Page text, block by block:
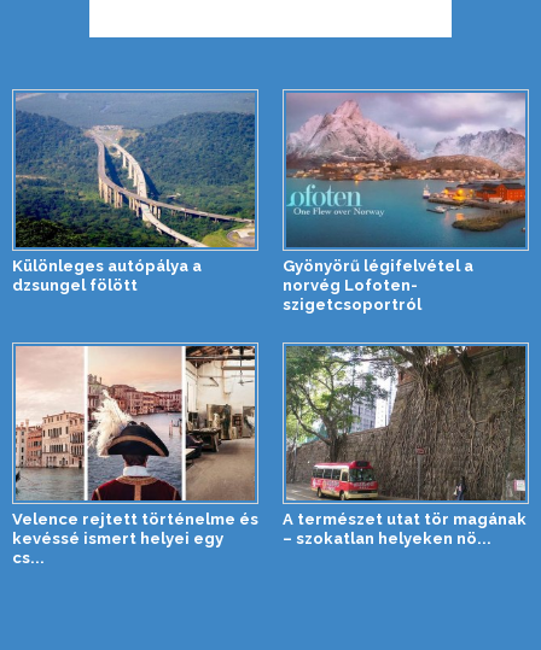
Különleges autópálya a
dzsungel fölött
Gyönyörű légifelvétel a
norvég Lofoten-
szigetcsoportról
Velence rejtett történelme és
kevéssé ismert helyei egy
cs...
A természet utat tör magának
– szokatlan helyeken nö...